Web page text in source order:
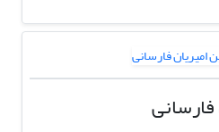
فارسانی